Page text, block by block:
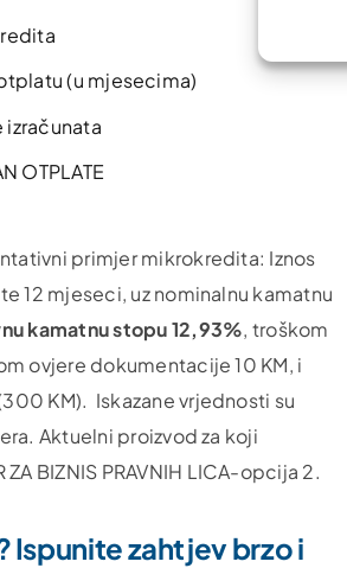
(u mjesecima)
izračunata
OTPLATE
primjer mikrokredita: Iznos
12 mjeseci, uz nominalnu kamatnu
kamatnustopu12,93%, troškom
ovjere dokumentacije 10 KM, i
KM). Iskazane vrjednosti su
Aktuelni proizvod za koji
ZA BIZNIS PRAVNIH LICA-opcija 2.
Ispunite zahtjev brzo i